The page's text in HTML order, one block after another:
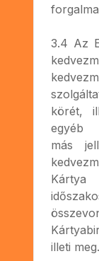
3.4 Az
körét,
egyéb
más
Kártya
illeti meg.